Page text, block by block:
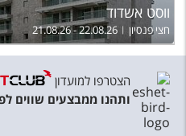
ווסט אשדוד
חצי פנסיון 21.08.26 - 22.08.26
הצטרפו למועדון
ותהנו ממבצעים שווים